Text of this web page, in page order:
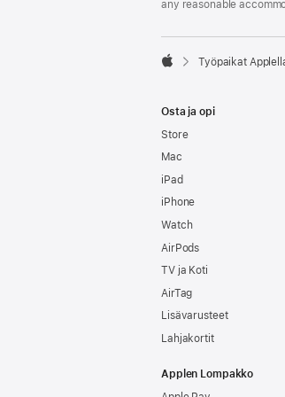
any reasonable

Työpaikat
Osta ja opi
Store
Mac
iPad
iPhone
Watch
AirPods
TV ja Koti
AirTag
Lisävarusteet
Lahjakortit
Applen Lompakko